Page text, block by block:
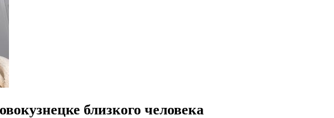
близкого человека